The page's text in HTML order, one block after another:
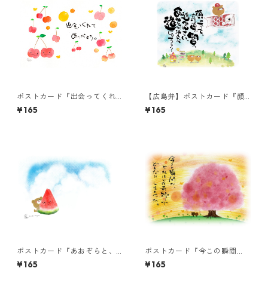
ポストカード『出会ってくれ
て ありがとう。』
¥165
【広島弁】ポストカード『顔
上げて、真っ直ぐ明日へ進み
んさい。・・・』
¥165
ポストカード『あおぞらと、
スイカくまちゃん（言葉な
し）』
¥165
ポストカード『今この瞬間
が、どれほどの奇跡
で・・・』
¥165